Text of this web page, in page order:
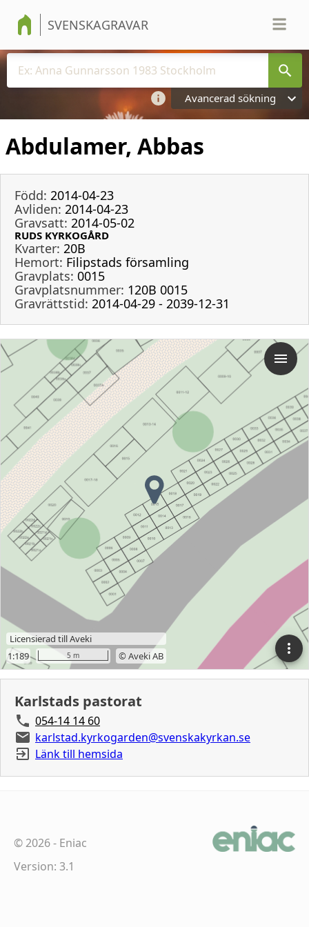
SVENSKAGRAVAR
Avancerad sökning
Abdulamer, Abbas
Född: 2014-04-23
Avliden: 2014-04-23
Gravsatt: 2014-05-02
RUDS KYRKOGÅRD
Kvarter: 20B
Hemort: Filipstads församling
Gravplats: 0015
Gravplatsnummer: 120B 0015
Gravrättstid: 2014-04-29 - 2039-12-31
Karlstads pastorat
054-14 14 60
karlstad.kyrkogarden@svenskakyrkan.se
Länk till hemsida
©2026- Eniac
Version: 3.1